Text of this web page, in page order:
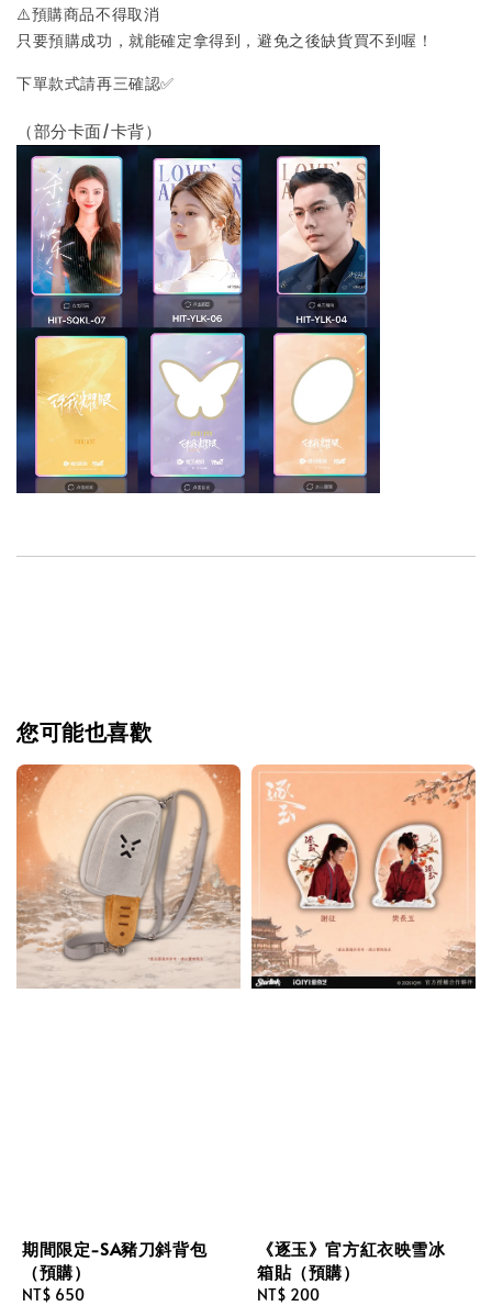
⚠️預購商品不得取消
只要預購成功，就能確定拿得到，避免之後缺貨買不到喔！
下單款式請再三確認✅
（部分卡面/卡背）
您可能也喜歡
期間限定-SA豬刀斜背包
（預購）
Regular
NT$ 650
《逐玉》官方紅衣映雪冰
箱貼（預購）
Regular
NT$ 200